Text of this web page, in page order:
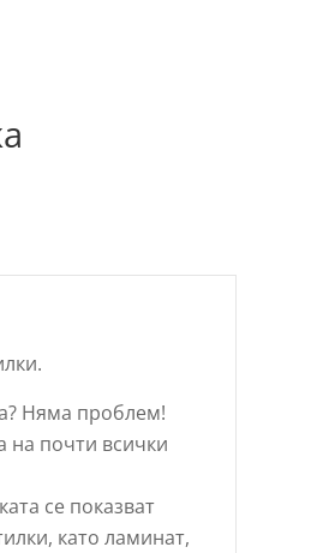
Няма проблем!
на почти всички
се показват
като ламинат,